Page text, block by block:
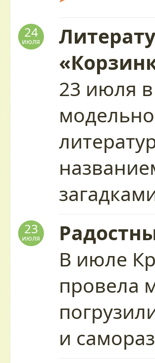
24
июля
23 июля
23
июля
В июле
провела
и